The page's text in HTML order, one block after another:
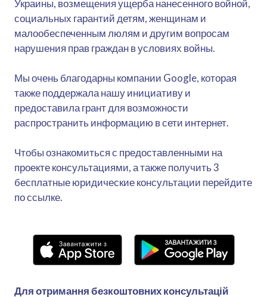
Украины, возмещения ущерба нанесенного войной,
социальных гарантий детям, женщинам и
малообеспеченным люлям и другим вопросам
нарушения прав граждан в условиях войны.
Мы очень благодарны компании Google, которая
также поддержала нашу инициативу и
предоставила грант для возможности
распространить информацию в сети интернет.
Чтобы ознакомиться с предоставленными на
проекте консультациями, а также получить 3
бесплатные юридические консультации перейдите
по ссылке.
Для отримання безкоштовних консультацій